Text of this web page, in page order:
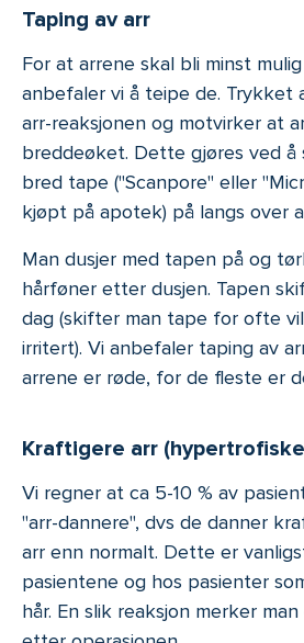
Taping av arr
For at arrene skal bli minst
anbefaler vi å teipe de. Trykket
arr-reaksjonen og motvirker at
breddeøket. Dette gjøres ved
bred tape ("Scanpore" eller
kjøpt på apotek) på langs over
Man dusjer med tapen på og
hårføner etter dusjen. Tapen
dag (skifter man tape for ofte
irritert). Vi anbefaler taping av
arrene er røde, for de fleste er
Kraftigere arr
Vi regner at ca 5-10 % av
"arr-dannere", dvs de danner
arr enn normalt. Dette er
pasientene og hos pasienter
hår. En slik reaksjon merker